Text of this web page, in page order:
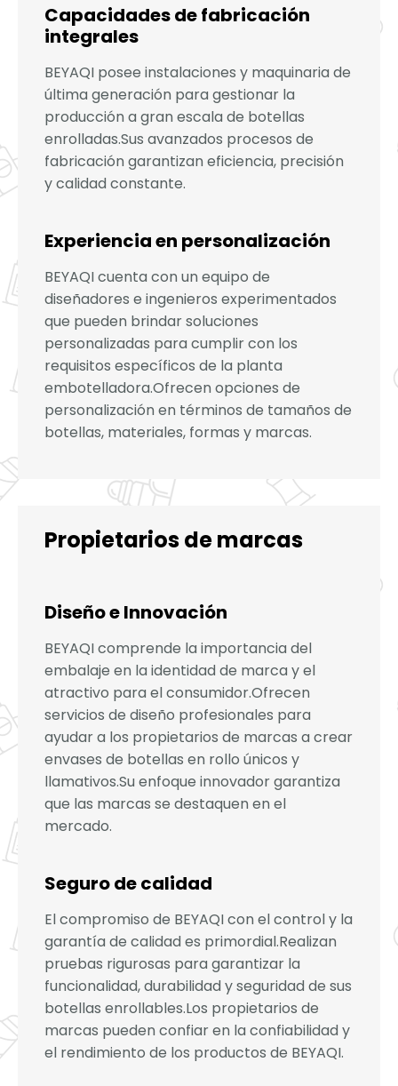
Capacidades de fabricación
integrales
BEYAQI posee instalaciones y maquinaria de
última generación para gestionar la
producción a gran escala de botellas
enrolladas.Sus avanzados procesos de
fabricación garantizan eficiencia, precisión
y calidad constante.
Experiencia en personalización
BEYAQI cuenta con un equipo de
diseñadores e ingenieros experimentados
que pueden brindar soluciones
personalizadas para cumplir con los
requisitos específicos de la planta
embotelladora.Ofrecen opciones de
personalización en términos de tamaños de
botellas, materiales, formas y marcas.
Propietarios de marcas
Diseño e Innovación
BEYAQI comprende la importancia del
embalaje en la identidad de marca y el
atractivo para el consumidor.Ofrecen
servicios de diseño profesionales para
ayudar a los propietarios de marcas a crear
envases de botellas en rollo únicos y
llamativos.Su enfoque innovador garantiza
que las marcas se destaquen en el
mercado.
Seguro de calidad
El compromiso de BEYAQI con el control y la
garantía de calidad es primordial.Realizan
pruebas rigurosas para garantizar la
funcionalidad, durabilidad y seguridad de sus
botellas enrollables.Los propietarios de
marcas pueden confiar en la confiabilidad y
el rendimiento de los productos de BEYAQI.